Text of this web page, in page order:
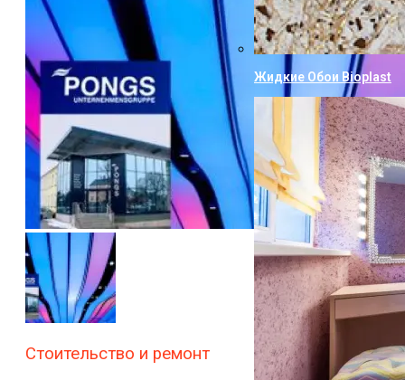
Жидкие Обои Bioplast
Стоительство и ремонт